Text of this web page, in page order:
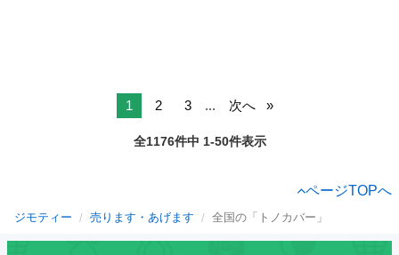
1 2 3 ... 次へ
全1176件中 1-50件表示
ページTOPへ
ジモティー 売ります・あげます 全国の「トノカバー」